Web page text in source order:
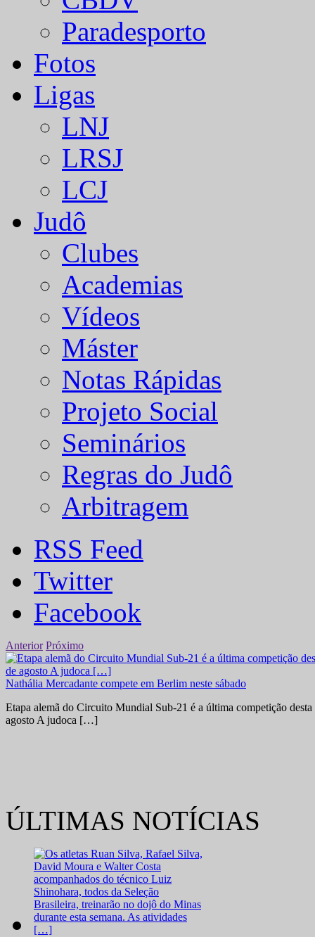
Paradesporto
Fotos
Ligas
LNJ
LRSJ
LCJ
Judô
Clubes
Academias
Vídeos
Máster
Notas Rápidas
Projeto Social
Seminários
Regras do Judô
Arbitragem
RSS Feed
Twitter
Facebook
Anterior Próximo
Nathália Mercadante compete em Berlim neste sábado
Etapa alemã do Circuito Mundial Sub-21 é a última competição
agosto A judoca […]
ÚLTIMAS NOTÍCIAS